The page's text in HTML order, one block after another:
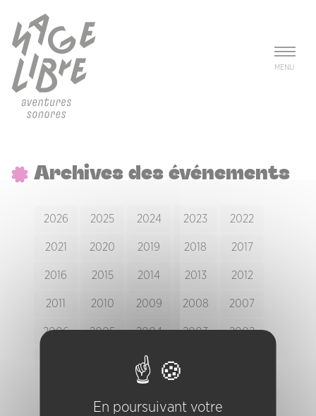
MENU
Archives des événements
2026 2025 2024 2023 2022
2021 2020 2019 2018 2017
2016 2015 2014 2013 2012
2011 2010 2009 2008 2007
2006 2005 2004 2003 2002
1999
En poursuivant votre